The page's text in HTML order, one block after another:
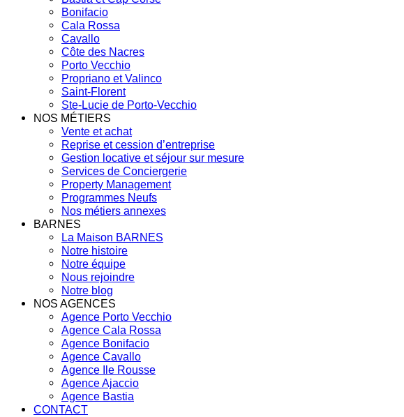
Bonifacio
Cala Rossa
Cavallo
Côte des Nacres
Porto Vecchio
Propriano et Valinco
Saint-Florent
Ste-Lucie de Porto-Vecchio
NOS MÉTIERS
Vente et achat
Reprise et cession d’entreprise
Gestion locative et séjour sur mesure
Services de Conciergerie
Property Management
Programmes Neufs
Nos métiers annexes
BARNES
La Maison BARNES
Notre histoire
Notre équipe
Nous rejoindre
Notre blog
NOS AGENCES
Agence Porto Vecchio
Agence Cala Rossa
Agence Bonifacio
Agence Cavallo
Agence Ile Rousse
Agence Ajaccio
Agence Bastia
CONTACT